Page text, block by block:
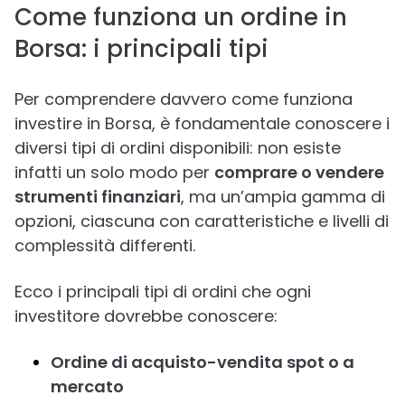
Come funziona un ordine in
Borsa: i principali tipi
Per comprendere davvero come funziona
investire in Borsa, è fondamentale conoscere i
diversi tipi di ordini disponibili: non esiste
infatti un solo modo per comprare o vendere
strumenti finanziari, ma un’ampia gamma di
opzioni, ciascuna con caratteristiche e livelli di
complessità differenti.
Ecco i principali tipi di ordini che ogni
investitore dovrebbe conoscere:
Ordine di acquisto-vendita spot o a
mercato